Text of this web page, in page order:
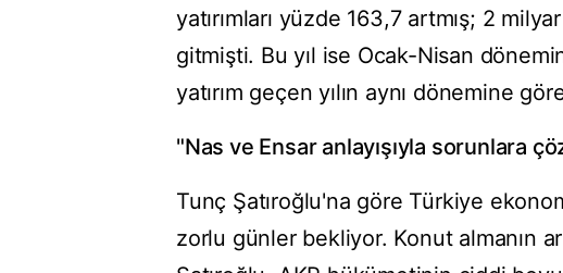
yatırımları yüzde 163,7 artmış; 2
gitmişti. Bu yıl ise Ocak-Nisan
yatırım geçen yılın aynı dönemine
"Nas ve Ensar anlayışıyla sorunlara
Tunç Şatıroğlu'na göre Türkiye
zorlu günler bekliyor. Konut almanın